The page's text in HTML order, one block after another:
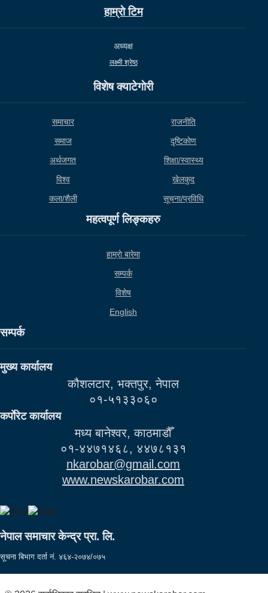
हाम्राे टिम
अध्यक्ष
लक्ष्मी श्रेष्ठ
विशेष क्याटेगाेरी
समाचार
राजनीति
समाज
दृष्टिकोण
अर्थजगत
शिक्षा/स्वास्थ्य
विश्व
खेलकुद
कला/शैली
सूचना/प्रविधि
महत्वपूर्ण लिङ्कहरु
हाम्राे बारेमा
सम्पर्क
विशेष
English
सम्पर्क
मुख्य कार्यालय
कौशलटार, भक्तपुर, नेपाल
०१-५१३३०६०
कर्पाेरेट कार्यालय
मध्य बानेश्वर, काठमाडौँ
०१-४४७१४६८, ४४७८१३१
nkarobar@gmail.com
www.newskarobar.com
नेपाल समाचार केन्द्र प्रा. लि.
सूचना बिभाग दर्ता नं. ४६४-२०७४/०७५